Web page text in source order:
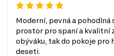
Moderní, pevná a pohodlná
prostor pro spaní a kvalitní
obýváku, tak do pokoje pro
deseti.